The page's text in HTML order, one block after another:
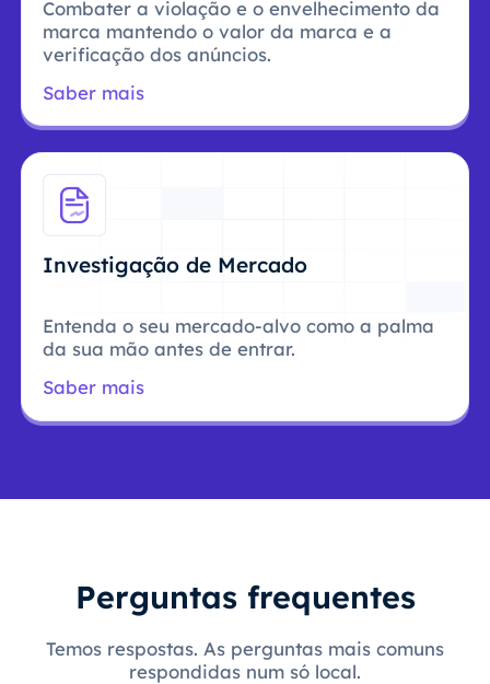
Combater a violação e o envelhecimento da
marca mantendo o valor da marca e a
verificação dos anúncios.
Saber mais
Investigação de Mercado
Entenda o seu mercado-alvo como a palma
da sua mão antes de entrar.
Saber mais
Perguntas frequentes
Temos respostas. As perguntas mais comuns
respondidas num só local.